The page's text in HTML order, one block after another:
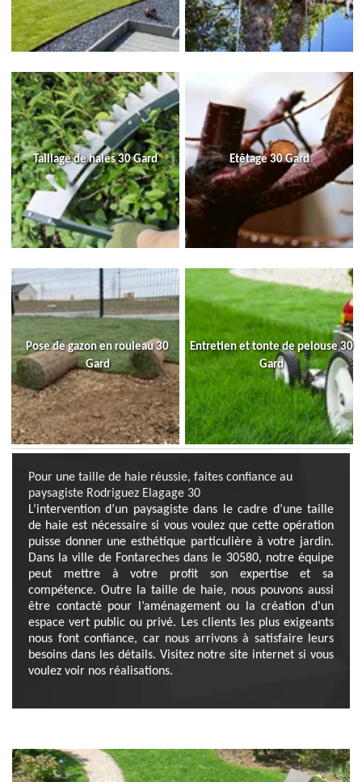
Taillage de haies 30 Gard Etêtage 30 Gard
Pose de gazon en rouleau 30
Gard
Entretien et tonte de pelouse 30
Gard
Pour une taille de haie réussie, faites confiance au
paysagiste Rodriguez Elagage 30
L’intervention d’un paysagiste dans le cadre d’une taille
de haie est nécessaire si vous voulez que cette opération
puisse donner une esthétique particulière à votre jardin.
Dans la ville de Fontareches dans le 30580, notre équipe
peut mettre à votre profit son expertise et sa
compétence. Outre la taille de haie, nous pouvons aussi
être contacté pour l’aménagement ou la création d’un
espace vert public ou privé. Les clients les plus exigeants
nous font confiance, car nous arrivons à satisfaire leurs
besoins dans les détails. Visitez notre site internet si vous
voulez voir nos réalisations.